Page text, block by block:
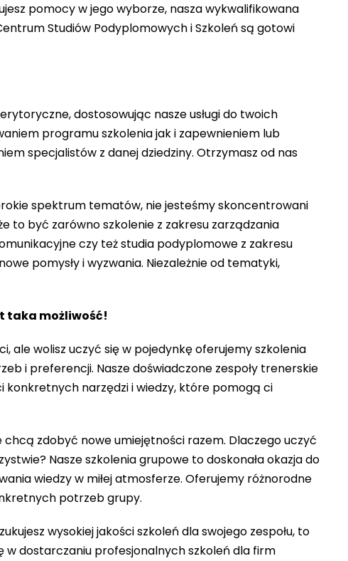
pomocy w jego wyborze, nasza wykwalifikowana
Studiów Podyplomowych i Szkoleń są gotowi
dostosowując nasze usługi do twoich
programu szkolenia jak i zapewnieniem lub
specjalistów z danej dziedziny. Otrzymasz od nas
spektrum tematów, nie jesteśmy skoncentrowani
to być zarówno szkolenie z zakresu zarządzania
czy też studia podyplomowe z zakresu
pomysły i wyzwania. Niezależnie od tematyki,
taka możliwość!
ale wolisz uczyć się w pojedynkę oferujemy szkolenia
i preferencji. Nasze doświadczone zespoły trenerskie
konkretnych narzędzi i wiedzy, które pomogą ci
chcą zdobyć nowe umiejętności razem. Dlaczego uczyć
Nasze szkolenia grupowe to doskonała okazja do
wiedzy w miłej atmosferze. Oferujemy różnorodne
potrzeb grupy.
wysokiej jakości szkoleń dla swojego zespołu, to
w dostarczaniu profesjonalnych szkoleń dla firm